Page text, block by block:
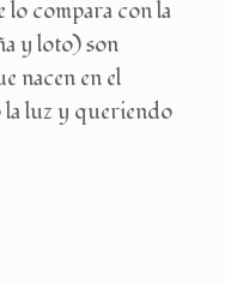
lo compara con la
y loto) son
nacen en el
luz y queriendo